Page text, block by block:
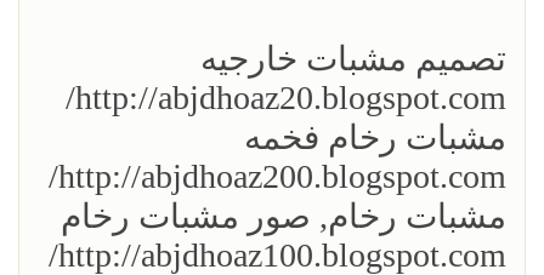
تصميم مشبات خارجيه
http://abjdhoaz20.blogspot.com/
مشبات رخام فخمه
http://abjdhoaz200.blogspot.com/
مشبات رخام, صور مشبات رخام
http://abjdhoaz100.blogspot.com/